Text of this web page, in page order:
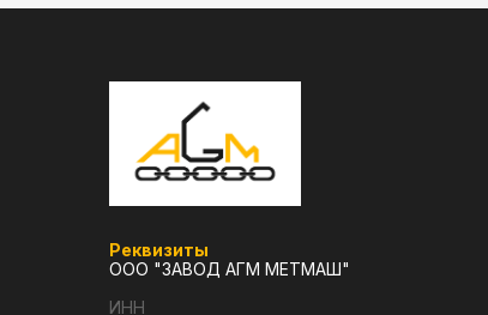
Реквизиты
ООО "ЗАВОД АГМ МЕТМАШ"
ИНН